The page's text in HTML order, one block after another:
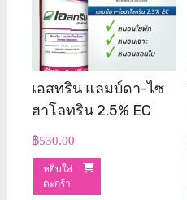
เอสทริน แลมบ์ดา-ไซ
ฮาโลทริน 2.5% EC
฿530.00
หยิบใส่
ตะกร้า